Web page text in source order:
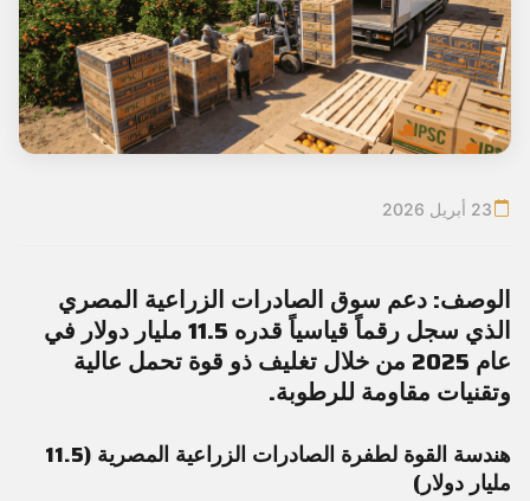
23 أبريل 2026
الوصف:دعم سوق الصادرات الزراعية المصري
الذي سجل رقماً قياسياً قدره 11.5 مليار دولار في
عام 2025 من خلال تغليف ذو قوة تحمل عالية
وتقنيات مقاومة للرطوبة.
هندسة القوة لطفرة الصادرات الزراعية المصرية (11.5
مليار دولار)